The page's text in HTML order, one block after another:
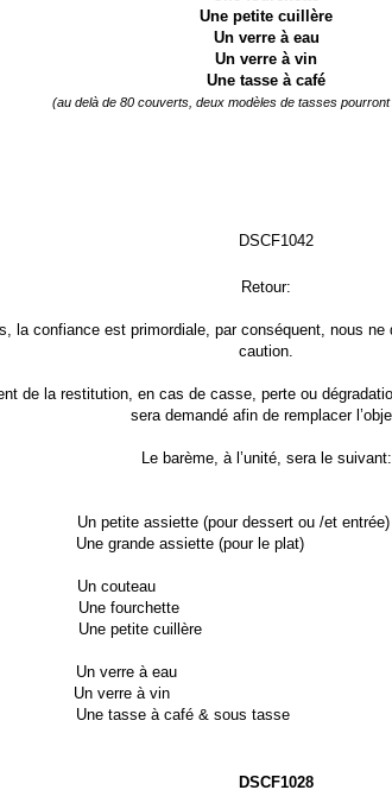
Une petite cuillère
Un verre à eau
Un verre à vin
Une tasse à café
(au delà de 80 couverts, deux modèles de tasses
Retour:
la confiance est primordiale, par conséquent, nous ne
caution.
de la restitution, en cas de casse, perte ou
sera demandé afin de remplacer
Le barème, à l’unité, sera le suivant:
Un petite assiette (pour dessert ou /et
Une grande assiette (pour le
Un couteau
Une fourchette
Une petite cuillère
Un verre à eau
Un verre à vin
Une tasse à café & sous